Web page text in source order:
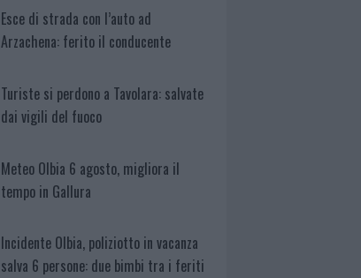
Esce di strada con l’auto ad
Arzachena: ferito il conducente
Turiste si perdono a Tavolara: salvate
dai vigili del fuoco
Meteo Olbia 6 agosto, migliora il
tempo in Gallura
Incidente Olbia, poliziotto in vacanza
salva 6 persone: due bimbi tra i feriti